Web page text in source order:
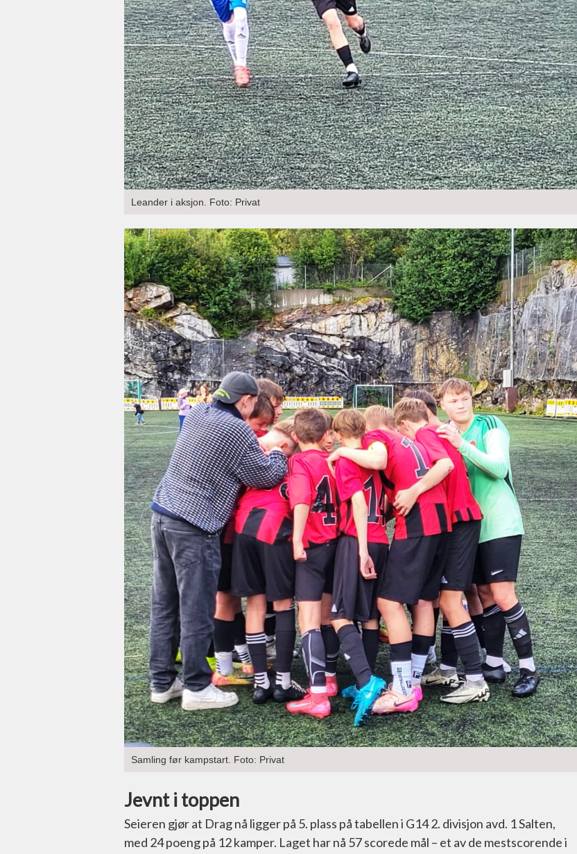
Leander i aksjon. Foto: Privat
Samling før kampstart. Foto: Privat
Jevnt i toppen
Seieren gjør at Drag nå ligger på 5. plass på tabellen i G14 2. divisjon avd. 1 Salten,
med 24 poeng på 12 kamper. Laget har nå 57 scorede mål – et av de mestscorende i